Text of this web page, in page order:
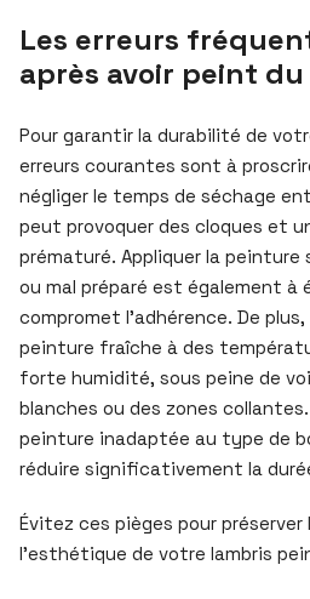
Les erreurs
après avoir peint
Pour garantir la durabilité de
erreurs courantes sont à
négliger le temps de séchage
peut provoquer des cloques et
prématuré. Appliquer la peinture
ou mal préparé est également à
compromet l’adhérence. De
peinture fraîche à des
forte humidité, sous peine de
blanches ou des zones
peinture inadaptée au type de
réduire significativement la
Évitez ces pièges pour
l’esthétique de votre lambris